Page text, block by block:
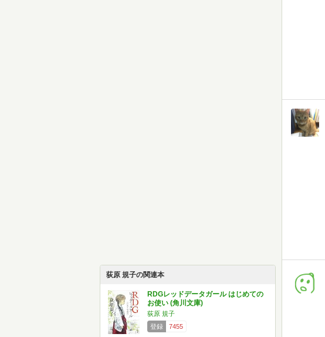
荻原 規子の関連本
RDGレッドデータガール はじめての
お使い (角川文庫)
荻原 規子
登録
7455